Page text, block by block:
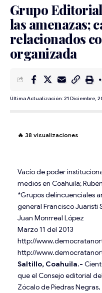
Grupo
las amenazas;
relacionados
organizada
Última Actualización: 21 Diciembre,
🔥 38 visualizaciones
Vacío de poder
medios en Coahuila;
*Grupos delincuenciales
general Francisco Juaristi
Juan Monrreal López
Marzo 11 del 2013
http://
http://
Saltillo, Coahuila.-
que el Consejo editorial
Zócalo de Piedras